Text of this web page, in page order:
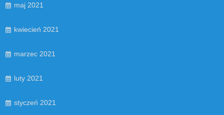
maj 2021
kwiecień 2021
marzec 2021
luty 2021
styczeń 2021